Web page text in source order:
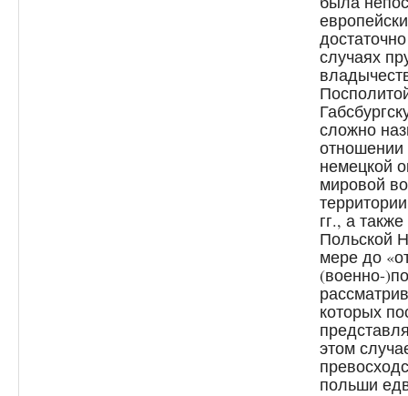
случаях
сложно
немецкой
мировой
гг., а
Польской
мере до
(военно-
которых
этом
польши